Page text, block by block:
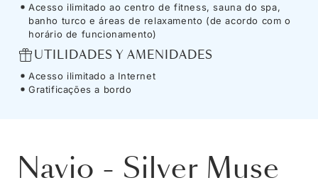
Acesso ilimitado ao centro de fitness, sauna do spa,
banho turco e áreas de relaxamento (de acordo com o
horário de funcionamento)
UTILIDADES Y AMENIDADES
Acesso ilimitado a Internet
Gratificações a bordo
Navio - Silver Muse